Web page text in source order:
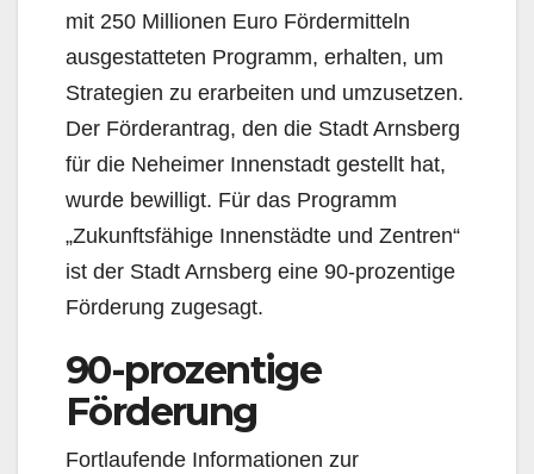
mit 250 Millionen Euro Fördermitteln
ausgestatteten Programm, erhalten, um
Strategien zu erarbeiten und umzusetzen.
Der Förderantrag, den die Stadt Arnsberg
für die Neheimer Innenstadt gestellt hat,
wurde bewilligt. Für das Programm
„Zukunftsfähige Innenstädte und Zentren“
ist der Stadt Arnsberg eine 90-prozentige
Förderung zugesagt.
90-prozentige
Förderung
Fortlaufende Informationen zur